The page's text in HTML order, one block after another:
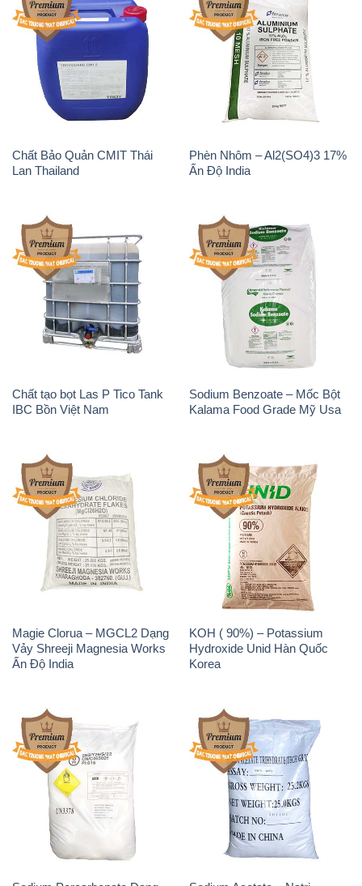
Chất Bảo Quản CMIT Thái
Lan Thailand
Phèn Nhôm – Al2(SO4)3 17%
Ấn Độ India
Chất tạo bọt Las P Tico Tank
IBC Bồn Việt Nam
Sodium Benzoate – Mốc Bột
Kalama Food Grade Mỹ Usa
Magie Clorua – MGCL2 Dạng
Vảy Shreeji Magnesia Works
Ấn Độ India
KOH ( 90%) – Potassium
Hydroxide Unid Hàn Quốc
Sodium Percarbonate Dạng
Bột Trung Quốc China
Sodium Acetate – Natri
Acetate Trung Quốc China